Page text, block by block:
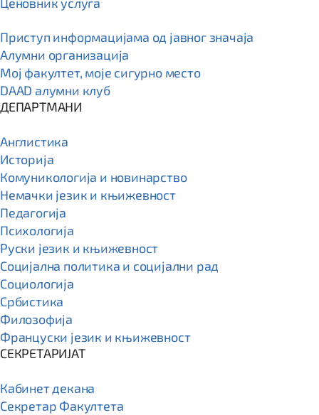
Приступ информацијама од јавног значаја
Алумни организација
Мој факултет, моје сигурно место
DAAD алумни клуб
ДЕПАРТМАНИ
Англистика
Историја
Комуникологија и новинарство
Немачки језик и књижевност
Педагогија
Психологија
Руски језик и књижевност
Социјална политика и социјални рад
Социологија
Србистика
Филозофија
Француски језик и књижевност
СЕКРЕТАРИЈАТ
Кабинет декана
Секретар Факултета